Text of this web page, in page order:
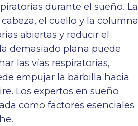
durante el sueño. La
el cuello y la columna
abiertas y reducir el
demasiado plana puede
las vías respiratorias,
empujar la barbilla hacia
Los expertos en sueño
como factores esenciales